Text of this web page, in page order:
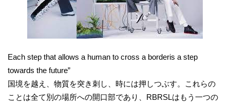
Each step that allows a human to cross a borderis a step
towards the future”
国境を越え、物質を突き刺し、時には押しつぶす。これらの
ことは全て別の場所への開口部であり、RBRSLはもう一つの